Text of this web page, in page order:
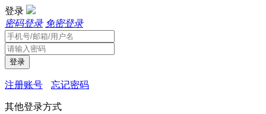
登录
密码登录 免密登录
登录
注册账号 忘记密码
其他登录方式